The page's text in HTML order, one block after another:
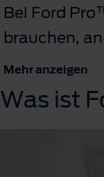
Bei Ford
brauchen,
Mehr anzeigen
Was ist